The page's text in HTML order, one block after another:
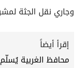
وجاري نقل الجثة
إقرأ أيضاً
محافظ الغربية يُسلّم 24 عقد تقنين لأراضي أملاك الدولة